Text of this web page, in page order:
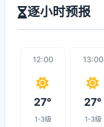
逐小时预报
12:00
27°
1-3级
13:00
27°
1-3级